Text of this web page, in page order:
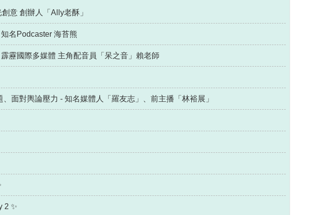
意 創辦人「Ally老酥」
名Podcaster 海苔熊
靂國際多媒體 主角配音員「呆之音」賴老師
面對輿論壓力 - 知名媒體人「羅友志」、前主播「林裕展」
2 ✨